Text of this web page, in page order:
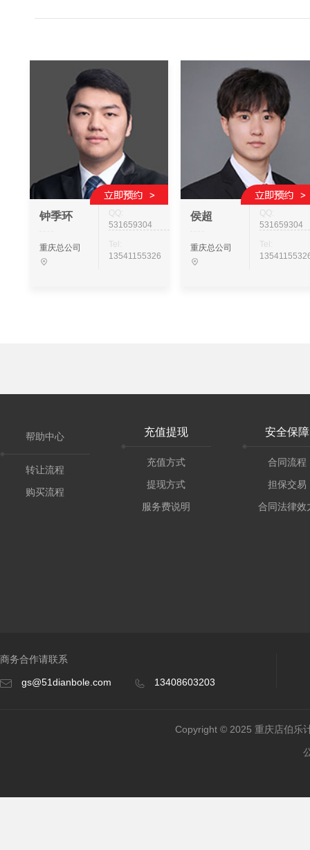
钟季环
重庆总公司
QQ:
531659304
Tel:
13541155326
侯超
重庆总公司
QQ:
531659304
Tel:
帮助中心
转让流程
购买流程
充值提现
充值方式
提现方式
服务费说明
安全保障
合同流程
担保交易
合同法律效
商务合作请联系
gs@51dianbole.com 13408603203
Copyright © 2025 重庆店伯乐